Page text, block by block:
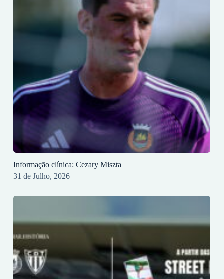
Informação clínica: Cezary Miszta
31 de Julho, 2026